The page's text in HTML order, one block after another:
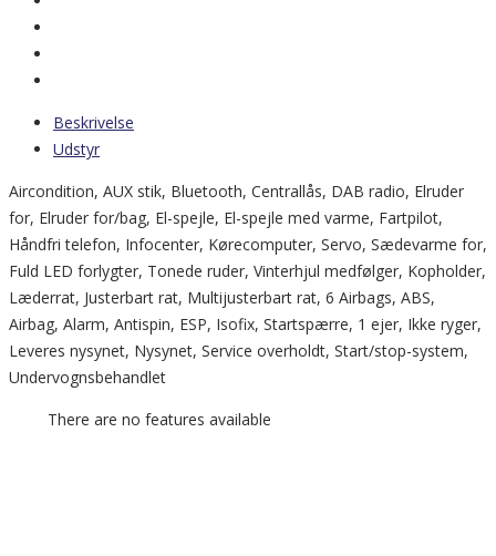
Beskrivelse
Udstyr
Aircondition, AUX stik, Bluetooth, Centrallås, DAB radio, Elruder
for, Elruder for/bag, El-spejle, El-spejle med varme, Fartpilot,
Håndfri telefon, Infocenter, Kørecomputer, Servo, Sædevarme for,
Fuld LED forlygter, Tonede ruder, Vinterhjul medfølger, Kopholder,
Læderrat, Justerbart rat, Multijusterbart rat, 6 Airbags, ABS,
Airbag, Alarm, Antispin, ESP, Isofix, Startspærre, 1 ejer, Ikke ryger,
Leveres nysynet, Nysynet, Service overholdt, Start/stop-system,
Undervognsbehandlet
There are no features available